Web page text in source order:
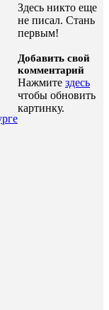
Здесь никто еще
не писал. Стань
первым!
Добавить свой
комментарий
Нажмите здесь
чтобы обновить
картинку.